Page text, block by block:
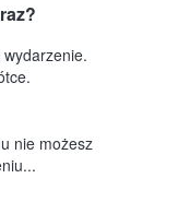
nie możesz